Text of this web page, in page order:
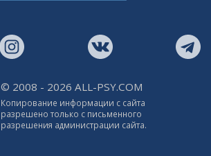
© 2008 - 2026 ALL-PSY.COM
Копирование информации с сайта
разрешено только с письменного
разрешения администрации сайта.